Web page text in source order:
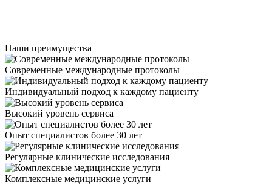
Наши преимущества
Современные международные протоколы
Индивидуальный подход к каждому пациенту
Высокий уровень сервиса
Опыт специалистов более 30 лет
Регулярные клинические исследования
Комплексные медицинские услуги